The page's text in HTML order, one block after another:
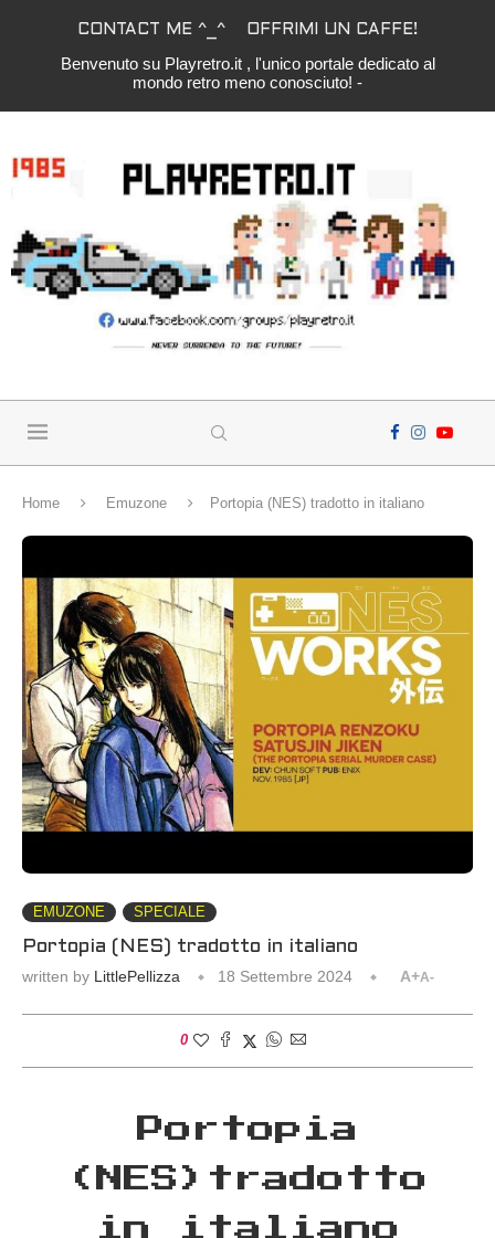
CONTACT ME ^_^ OFFRIMI UN CAFFE!
Benvenuto su Playretro.it , l'unico portale dedicato al
mondo retro meno conosciuto! -
Home Emuzone Portopia (NES) tradotto in italiano
EMUZONE SPECIALE
Portopia (NES) tradotto in italiano
written by LittlePellizza 18 Settembre 2024 A+A-
0
Portopia
(NES)tradotto
in italiano